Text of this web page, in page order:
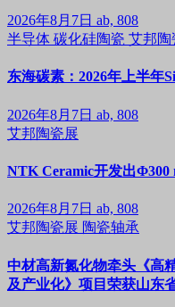
2026年8月7日 ab, 808
半导体 碳化硅陶瓷 艾邦陶
东海碳素：2026年上半年
2026年8月7日 ab, 808
艾邦陶瓷展
NTK Ceramic开发出Φ300
2026年8月7日 ab, 808
艾邦陶瓷展 陶瓷轴承
中材高新氮化物牵头《高
及产业化》项目荣获山东